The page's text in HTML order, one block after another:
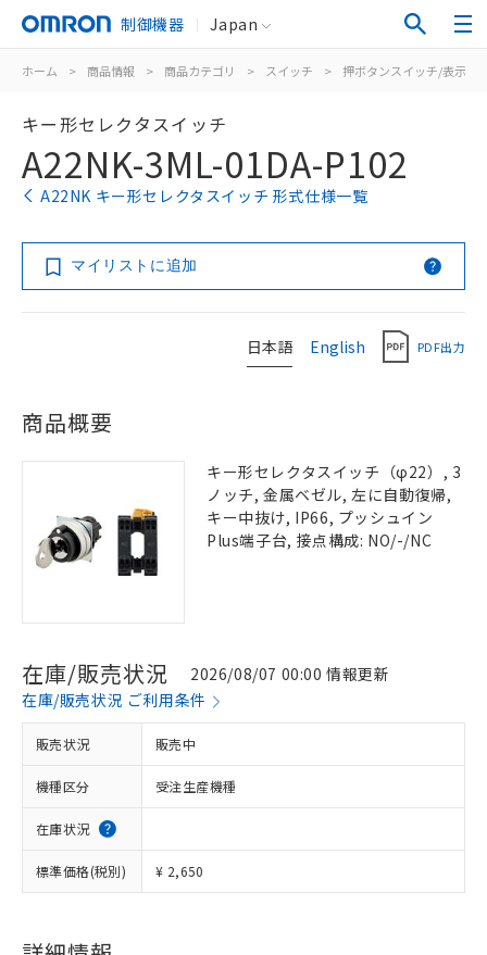
制御機器 Japan
ホーム > 商品情報 > 商品カテゴリ > スイッチ > 押ボタンスイッチ/表示灯
キー形セレクタスイッチ
A22NK-3ML-01DA-P102
A22NK キー形セレクタスイッチ 形式仕様一覧
マイリストに追加
日本語 English PDF出力
商品概要
キー形セレクタスイッチ（φ22）, 3
ノッチ, 金属ベゼル, 左に自動復帰,
キー中抜け, IP66, プッシュイン
Plus端子台, 接点構成: NO/-/NC
在庫/販売状況
2026/08/07 00:00 情報更新
在庫/販売状況 ご利用条件
販売状況 販売中
機種区分 受注生産機種
在庫状況
標準価格(税別) ¥ 2,650